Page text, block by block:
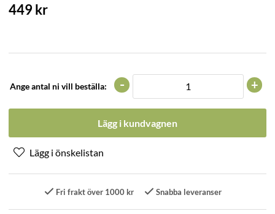
449kr
Ange antal ni vill beställa: +
-
Lägg i kundvagnen
Fri frakt över 1000 kr Snabba leveranser